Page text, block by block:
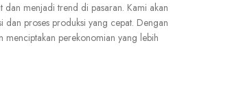
menjadi trend di pasaran. Kami akan
dan proses produksi yang cepat. Dengan
menciptakan perekonomian yang lebih